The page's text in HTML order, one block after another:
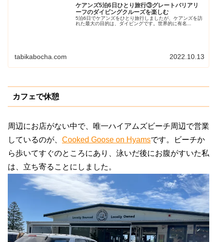
ケアンズ5泊6日ひとり旅行③グレートバリアリ
ーフのダイビングクルーズを楽しむ
5泊6日でケアンズをひとり旅行しましたが、ケアンズを訪
れた最大の目的は、ダイビングです。世界的に有名...
tabikabocha.com 2022.10.13
カフェで休憩
周辺にお店がない中で、唯一ハイアムズビーチ周辺で営業
しているのが、 Cooked Goose on Hyamsです。ビーチか
ら歩いてすぐのところにあり、泳いだ後にお腹がすいた私
は、立ち寄ることにしました。